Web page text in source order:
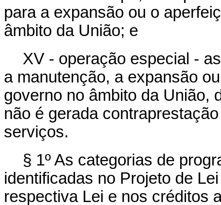
para a expansão ou o
âmbito da União; e
XV - operação especial -
a manutenção, a expansão
governo no âmbito da União,
não é gerada
serviços.
§ 1º As categorias de
identificadas no Projeto de
respectiva Lei e nos créditos